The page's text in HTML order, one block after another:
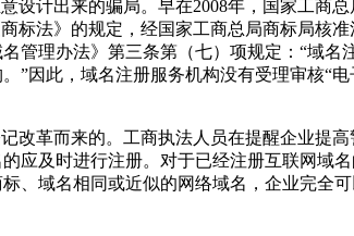
设计出来的骗局。早在2008年，国家工商
标法》的规定，经国家工商总局商标局核
管理办法》第三条第（七）项规定：“域
因此，域名注册服务机构没有受理审核“
革而来的。工商执法人员在提醒企业提
应及时进行注册。对于已经注册互联网域
、域名相同或近似的网络域名，企业完全